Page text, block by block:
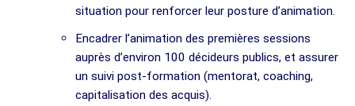
situation pour renforcer leur posture d’animation.
Encadrer l’animation des premières sessions
auprès d’environ 100 décideurs publics, et assurer
un suivi post-formation (mentorat, coaching,
capitalisation des acquis).